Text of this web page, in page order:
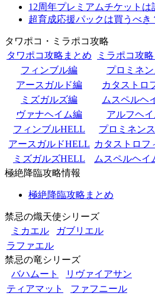
12周年プレミアムチケットは
超育成応援パックは買うべき
タワポコ・ミラポコ攻略
タワポコ攻略まとめ
ミラポコ攻
フィンブル編
プロミネ
アースガルド編
カタストロ
ミズガルズ編
ムスペルヘ
ヴァナヘイム編
アルフヘ
フィンブルHELL
プロミネン
アースガルドHELL カタストロフ
ミズガルズHELL
ムスペルヘイ
極絶降臨攻略情報
極絶降臨攻略まとめ
禁忌の熾天使シリーズ
ミカエル
ガブリエル
ラファエル
禁忌の竜シリーズ
バハムート
リヴァイアサン
ティアマット
ファフニール